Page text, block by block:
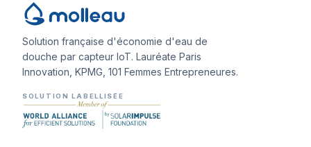
Solution française d'économie d'eau de
douche par capteur IoT. Lauréate Paris
Innovation, KPMG, 101 Femmes Entrepreneures.
SOLUTION LABELLISÉE